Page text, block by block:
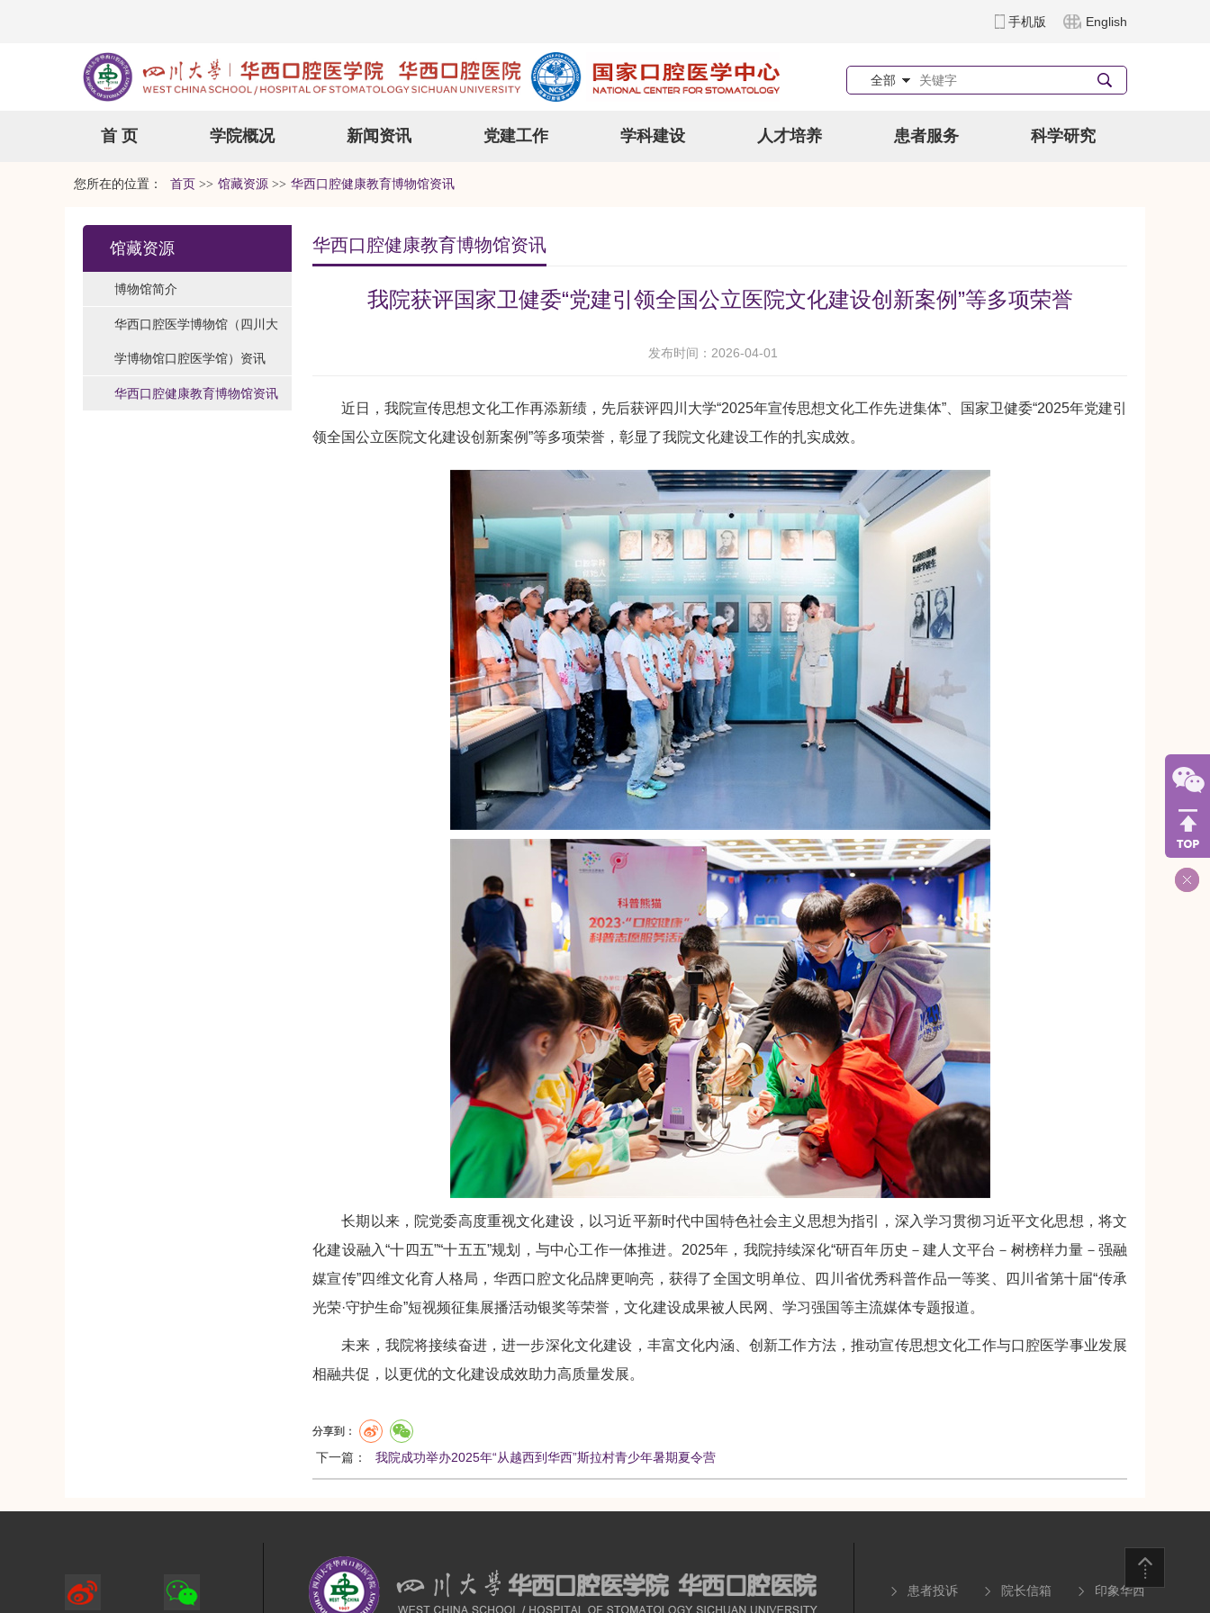
手机版 English
全部
首 页 学院概况 新闻资讯 党建工作 学科建设 人才培养 患者服务 科学研究
您所在的位置： 首页 >> 馆藏资源 >> 华西口腔健康教育博物馆资讯
馆藏资源
博物馆简介
华西口腔医学博物馆（四川大
学博物馆口腔医学馆）资讯
华西口腔健康教育博物馆资讯
华西口腔健康教育博物馆资讯
我院获评国家卫健委“党建引领全国公立医院文化建设创新案例”等多项荣誉
发布时间：2026-04-01
近日，我院宣传思想文化工作再添新绩，先后获评四川大学“2025年宣传思想文化工作先进集体”、国家卫健委“2025年党建引
领全国公立医院文化建设创新案例”等多项荣誉，彰显了我院文化建设工作的扎实成效。
长期以来，院党委高度重视文化建设，以习近平新时代中国特色社会主义思想为指引，深入学习贯彻习近平文化思想，将文
化建设融入“十四五”“十五五”规划，与中心工作一体推进。2025年，我院持续深化“研百年历史－建人文平台－树榜样力量－强融
媒宣传”四维文化育人格局，华西口腔文化品牌更响亮，获得了全国文明单位、四川省优秀科普作品一等奖、四川省第十届“传承
光荣·守护生命”短视频征集展播活动银奖等荣誉，文化建设成果被人民网、学习强国等主流媒体专题报道。
未来，我院将接续奋进，进一步深化文化建设，丰富文化内涵、创新工作方法，推动宣传思想文化工作与口腔医学事业发展
相融共促，以更优的文化建设成效助力高质量发展。
分享到：
下一篇： 我院成功举办2025年“从越西到华西”斯拉村青少年暑期夏令营
患者投诉 院长信箱 印象华西